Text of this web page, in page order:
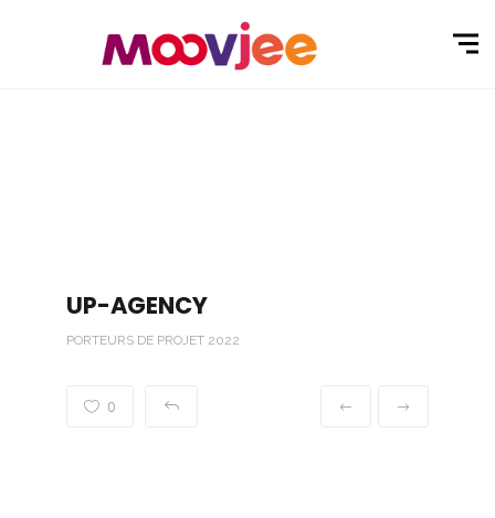
UP-AGENCY
PORTEURS DE PROJET 2022
0